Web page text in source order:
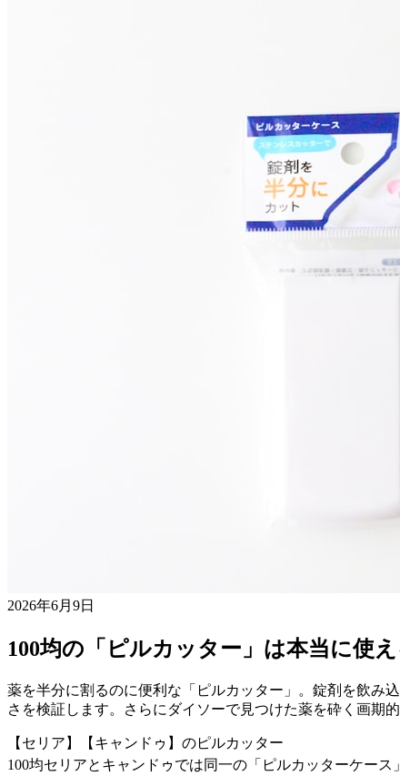
2026年6月9日
100均の「ピルカッター」は本当に使
薬を半分に割るのに便利な「ピルカッター」。錠剤を飲み
さを検証します。さらにダイソーで見つけた薬を砕く画期
【セリア】【キャンドゥ】のピルカッター
100均セリアとキャンドゥでは同一の「ピルカッターケー